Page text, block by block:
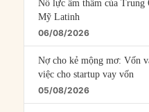
Nỗ lực âm thầm của
Mỹ Latinh
06/08/2026
Nợ cho kẻ mộng mơ: Vốn
việc cho startup vay vốn
05/08/2026